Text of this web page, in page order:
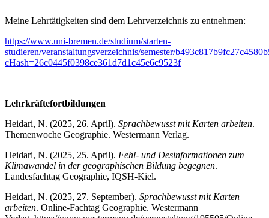
Meine Lehrtätigkeiten sind dem Lehrverzeichnis zu entnehmen:
https://www.uni-bremen.de/studium/starten-
studieren/veranstaltungsverzeichnis/semester/
cHash=26c0445f0398ce361d7d1c45e6c9523f
Lehrkräftefortbildungen
Heidari, N. (2025, 26. April). Sprachbewusst mit Karten arbeiten.
Themenwoche Geographie. Westermann Verlag.
Heidari, N. (2025, 25. April). Fehl- und Desinformationen zum
Klimawandel in der geographischen Bildung begegnen.
Landesfachtag Geographie, IQSH-Kiel.
Heidari, N. (2025, 27. September). Sprachbewusst mit Karten
arbeiten. Online-Fachtag Geographie. Westermann